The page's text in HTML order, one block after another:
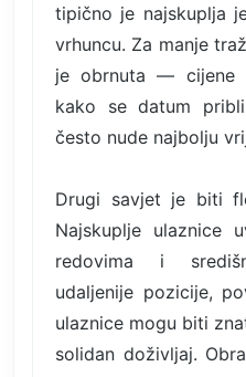
tipično je najskuplja
vrhuncu. Za manje
je obrnuta — cijene
kako se datum
često nude najbolju
Drugi savjet je biti
Najskuplje ulaznice
redovima i
udaljenije pozicije,
ulaznice mogu biti
solidan doživljaj.